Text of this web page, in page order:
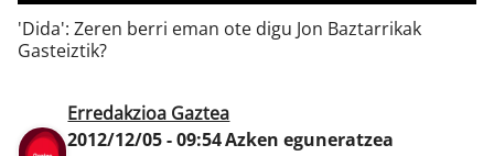
'Dida': Zeren berri eman ote digu Jon Baztarrikak
Gasteiztik?
Erredakzioa Gaztea
2012/12/05 - 09:54Azken eguneratzea